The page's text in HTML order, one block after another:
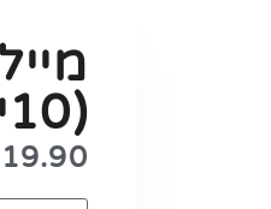
(10יח׳)
19.90